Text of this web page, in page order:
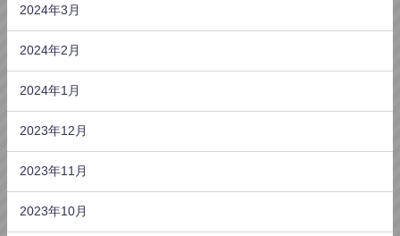
2024年3月
2024年2月
2024年1月
2023年12月
2023年11月
2023年10月